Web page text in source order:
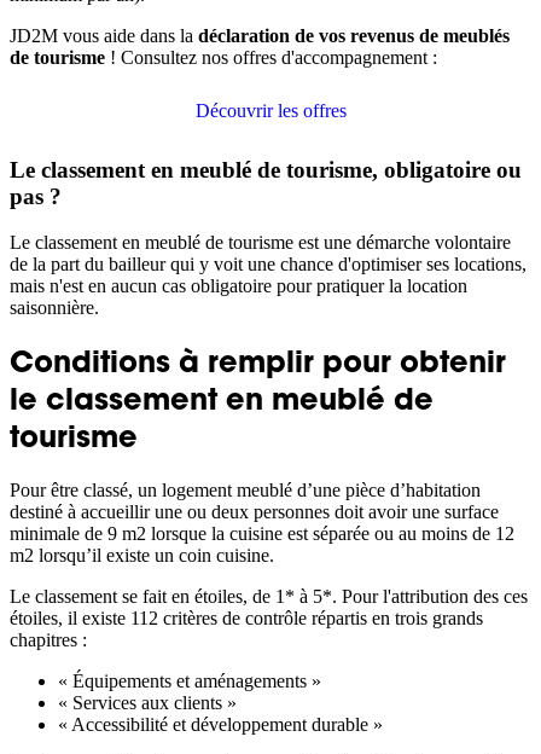
JD2M vous aide dans la déclaration de vos revenus de meublés
de tourisme ! Consultez nos offres d'accompagnement :
Découvrir les offres
Le classement en meublé de tourisme, obligatoire ou
pas ?
Le classement en meublé de tourisme est une démarche volontaire
de la part du bailleur qui y voit une chance d'optimiser ses locations,
mais n'est en aucun cas obligatoire pour pratiquer la location
saisonnière.
Conditions à remplir pour obtenir
le classement en meublé de
tourisme
Pour être classé, un logement meublé d’une pièce d’habitation
destiné à accueillir une ou deux personnes doit avoir une surface
minimale de 9 m2 lorsque la cuisine est séparée ou au moins de 12
m2 lorsqu’il existe un coin cuisine.
Le classement se fait en étoiles, de 1* à 5*. Pour l'attribution des ces
étoiles, il existe 112 critères de contrôle répartis en trois grands
chapitres :
« Équipements et aménagements »
« Services aux clients »
« Accessibilité et développement durable »